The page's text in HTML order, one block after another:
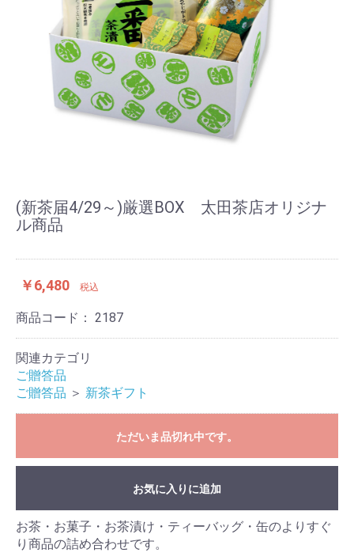
(新茶届4/29～)厳選BOX 太田茶店オリジナ
ル商品
￥6,480 税込
商品コード： 2187
関連カテゴリ
ご贈答品
ご贈答品 ＞ 新茶ギフト
ただいま品切れ中です。
お気に入りに追加
お茶・お菓子・お茶漬け・ティーバッグ・缶のよりすぐ
り商品の詰め合わせです。